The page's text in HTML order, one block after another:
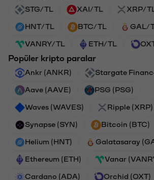
STG/TL XAI/TL XRP/TL
HNT/TL BTC/TL GAL/
VANRY/TL ETH/TL
Popüler kripto paralar
Ankr (ANKR) Stargate
Aave (AAVE) PSG (PSG)
Waves (WAVES) Ripple (XRP)
Synapse (SYN) Bitcoin (BTC)
Helium (HNT) Galatasaray
Ethereum (ETH) Vanar
Cardano (ADA) Orchid (OXT)